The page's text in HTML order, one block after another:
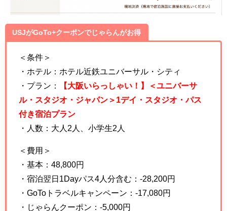
USJがGoTo+クーポンでじゃらんがお得
＜条件＞
・ホテル：ホテル近鉄ユニバーサル・シティ
・プラン：
【大阪いらっしゃい！】＜ユニバーサ
ル・スタジオ・ジャパン＞1デイ・スタジオ・パス
付き宿泊プラン
・人数：大人2人、小学生2人
＜費用＞
・基本：48,800円
・宿泊翌日1Dayパス4人分含む：-28,200円
・GoToトラベルキャンペーン：-17,080円
・じゃらんクーポン：-5,000円